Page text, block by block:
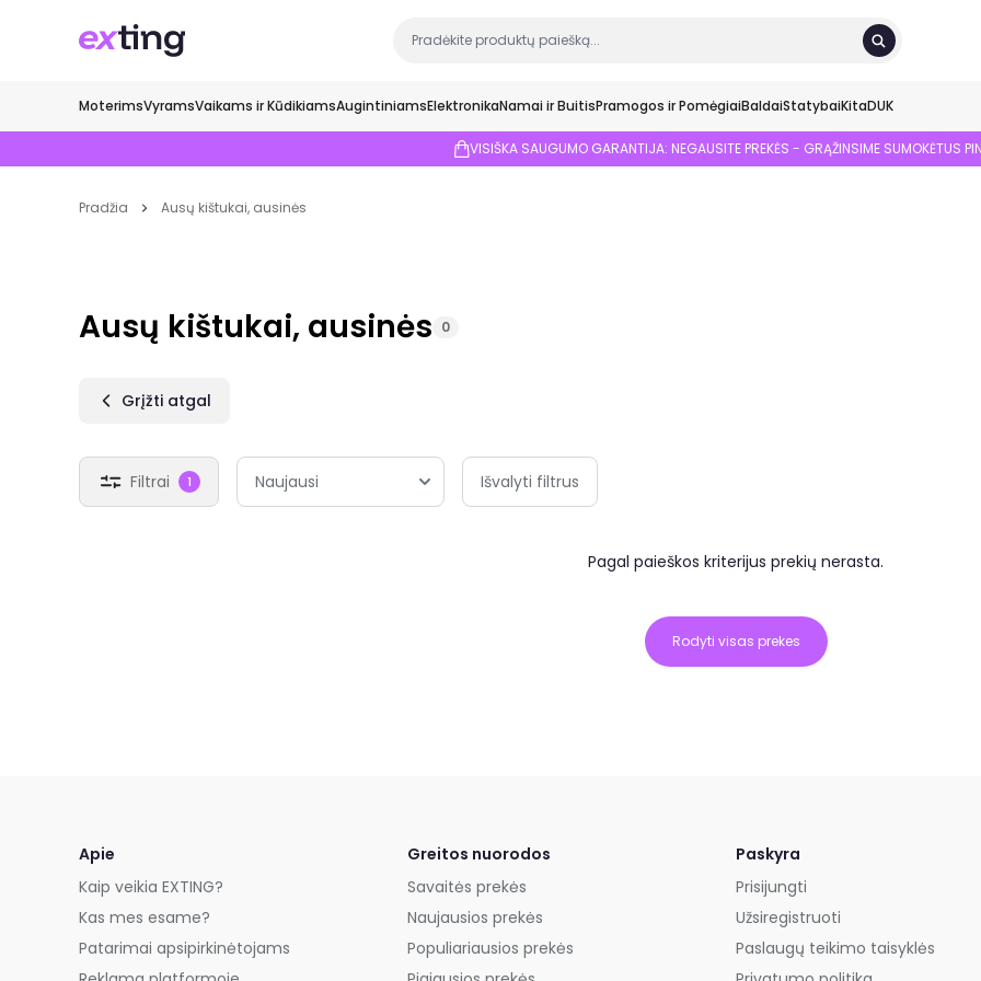
MoterimsVyramsVaikams ir KūdikiamsAugintiniamsElektronikaNamai ir BuitisPramogos ir PomėgiaiBaldaiStatybaiKitaDUK
VISIŠKA SAUGUMO GARANTIJA: NEGAUSITE PREKĖS - GRĄŽINSIME SUMOKĖTUS
Pradžia Ausų kištukai, ausinės
Ausų kištukai, ausinės 0
Grįžti atgal
Filtrai 1 Išvalyti filtrus
Pagal paieškos kriterijus prekių nerasta.
Rodyti visas prekes
Apie
Kaip veikia EXTING?
Kas mes esame?
Patarimai apsipirkinėtojams
Greitos nuorodos
Savaitės prekės
Naujausios prekės
Populiariausios prekės
Paskyra
Prisijungti
Užsiregistruoti
Paslaugų teikimo taisyklės